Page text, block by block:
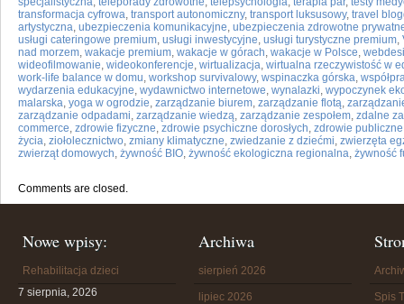
transformacja cyfrowa, transport autonomiczny, transport luksusowy, travel
artystyczna, ubezpieczenia komunikacyjne, ubezpieczenia zdrowotne
usługi cateringowe premium, usługi inwestycyjne, usługi turystyczne premium,
nad morzem, wakacje premium, wakacje w górach, wakacje w Polsce,
wideofilmowanie, wideokonferencje, wirtualizacja, wirtualna rzeczywistość w
work-life balance w domu, workshop survivalowy, wspinaczka górska,
wydarzenia edukacyjne, wydawnictwo internetowe, wynalazki, wypoczynek
malarska, yoga w ogrodzie, zarządzanie biurem, zarządzanie flotą,
zarządzanie odpadami, zarządzanie wiedzą, zarządzanie zespołem, zdalne
commerce, zdrowie fizyczne, zdrowie psychiczne dorosłych, zdrowie publiczne
życia, ziołolecznictwo, zmiany klimatyczne, zwiedzanie z dziećmi, zwierzęta
zwierząt domowych, żywność BIO, żywność ekologiczna regionalna, żywność
Comments are closed.
Nowe wpisy:
Rehabilitacja dzieci
7 sierpnia, 2026
Archiwa
sierpień 2026
lipiec 2026 Spis